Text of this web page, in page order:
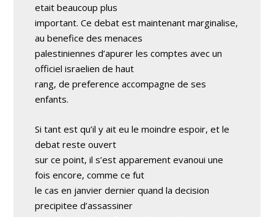
etait beaucoup plus
important. Ce debat est maintenant marginalise,
au benefice des menaces
palestiniennes d’apurer les comptes avec un
officiel israelien de haut
rang, de preference accompagne de ses
enfants.
Si tant est qu’il y ait eu le moindre espoir, et le
debat reste ouvert
sur ce point, il s’est apparement evanoui une
fois encore, comme ce fut
le cas en janvier dernier quand la decision
precipitee d’assassiner